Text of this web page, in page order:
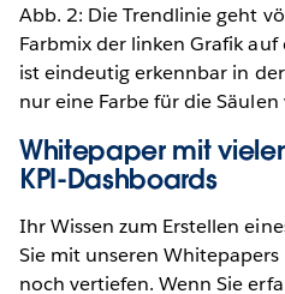
Abb. 2: Die Trendlinie geht
Farbmix der linken Grafik
ist eindeutig erkennbar in
nur eine Farbe für die
Whitepaper mit
KPI-Dashboards
Ihr Wissen zum Erstellen
Sie mit unseren
noch vertiefen. Wenn Sie